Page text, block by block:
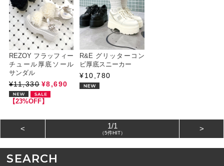
REZOY フラッフィー
チュール厚底ソール
サンダル
¥11,330 ¥8,690
【23%OFF】
R&E グリッターコン
ビ厚底スニーカー
¥10,780
< 1/1
（5件HIT） >
SEARCH